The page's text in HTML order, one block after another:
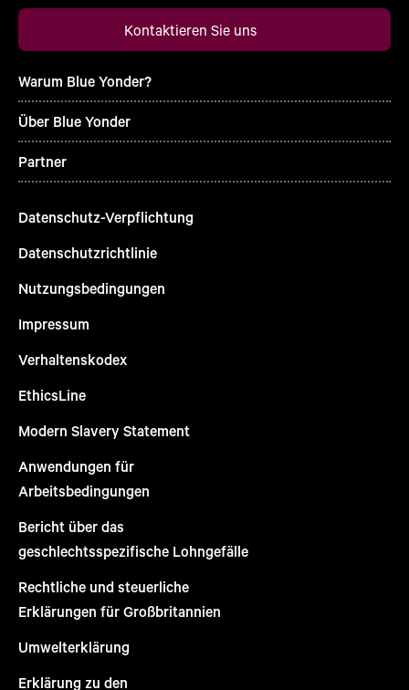
Kontaktieren Sie uns
Warum Blue Yonder?
Über Blue Yonder
Partner
Datenschutz-Verpflichtung
Datenschutzrichtlinie
Nutzungsbedingungen
Impressum
Verhaltenskodex
EthicsLine
Modern Slavery Statement
Anwendungen für
Arbeitsbedingungen
Bericht über das
geschlechtsspezifische Lohngefälle
Rechtliche und steuerliche
Erklärungen für Großbritannien
Umwelterklärung
Erklärung zu den